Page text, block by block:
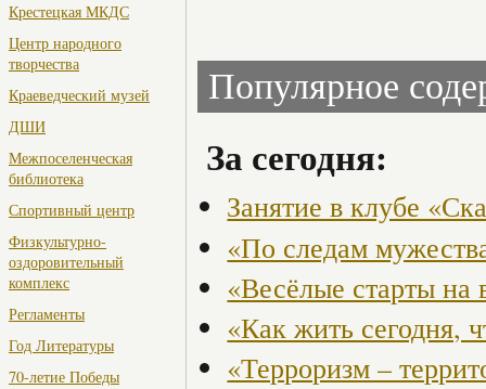
Крестецкая МКДС
Центр народного
творчества
Краеведческий музей
ДШИ
Межпоселенческая
библиотека
Спортивный центр
Физкультурно-
оздоровительный
комплекс
Регламенты
Год Литературы
70-летие Победы
Популярное
За сегодня:
Занятие в клубе
«По следам
«Весёлые старты на
«Как жить сегодня,
«Терроризм –